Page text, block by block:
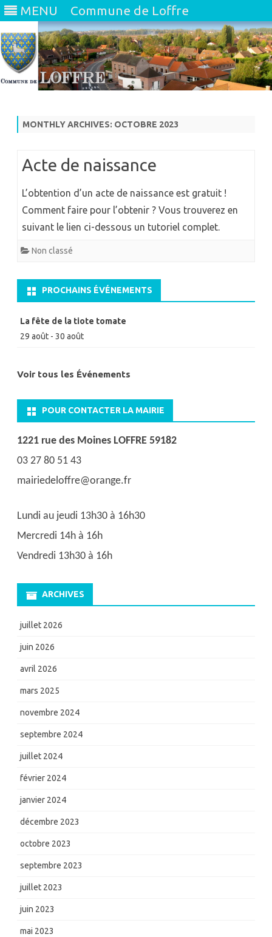
MENU Commune de Loffre
MONTHLY ARCHIVES: OCTOBRE 2023
Acte de naissance
L’obtention d’un acte de naissance est gratuit !
Comment faire pour l’obtenir ? Vous trouverez en
suivant le lien ci-dessous un tutoriel complet.
Non classé
PROCHAINS ÉVÉNEMENTS
La fête de la tiote tomate
29 août - 30 août
Voir tous les Événements
POUR CONTACTER LA MAIRIE
1221 rue des Moines LOFFRE 59182
03 27 80 51 43
mairiedeloffre@orange.fr
Lundi au jeudi 13h30 à 16h30
Mercredi 14h à 16h
Vendredi 13h30 à 16h
ARCHIVES
juillet 2026
juin 2026
avril 2026
mars 2025
novembre 2024
septembre 2024
juillet 2024
février 2024
janvier 2024
décembre 2023
octobre 2023
septembre 2023
juillet 2023
juin 2023
mai 2023